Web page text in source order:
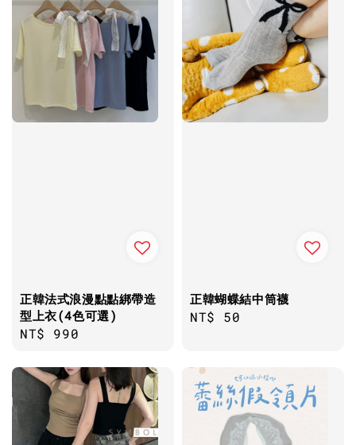
正韓法式浪漫點點綁帶造
型上衣(4色可選)
Regular
NT$ 990
正韓蝴蝶結中筒襪
Regular
NT$ 50